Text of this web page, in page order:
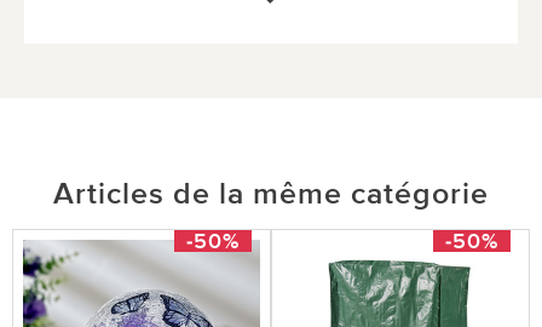
Articles de la même catégorie
-50% -50%